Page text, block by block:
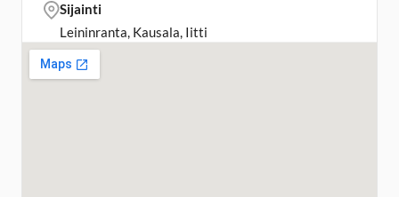
Sijainti
Leininranta, Kausala, Iitti